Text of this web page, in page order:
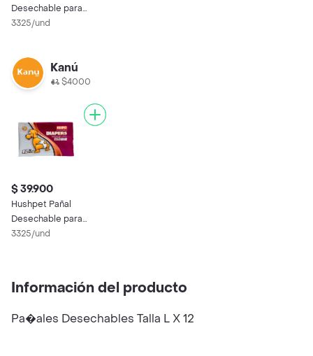
Desechable para
Perro Talla M
3325/und
Kanú
$4000
$ 39.900
Hushpet Pañal
Desechable para
Perro Talla M
3325/und
Información del producto
Pa�ales Desechables Talla L X 12